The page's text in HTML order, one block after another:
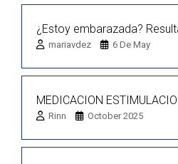
¿Estoy embarazada?
mariavdez 6 De May
MEDICACION
Rinn October 2025